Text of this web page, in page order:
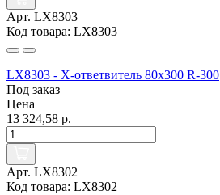
Арт. LX8303
Код товара: LX8303
LX8303 - Х-ответвитель 80х300 R-300
Под заказ
Цена
13 324,58 р.
Арт. LX8302
Код товара: LX8302